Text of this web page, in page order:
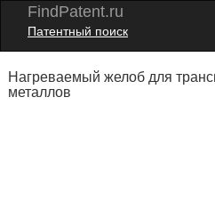
FindPatent.ru
Патентный поиск
Нагреваемый желоб для
металлов